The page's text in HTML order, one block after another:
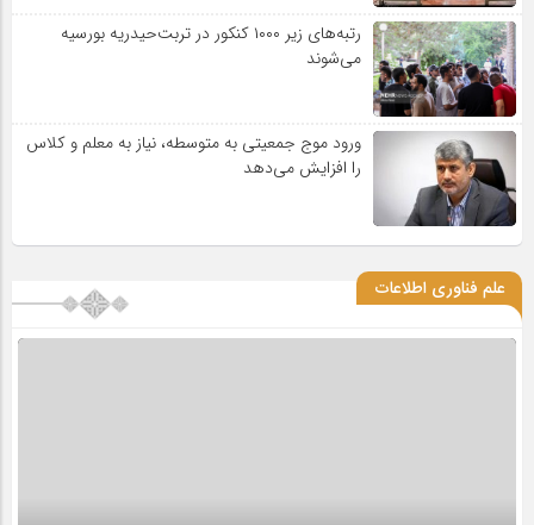
رتبه‌های زیر ۱۰۰۰ کنکور در تربت‌حیدریه بورسیه
می‌شوند
ورود موج جمعیتی به متوسطه، نیاز به معلم و کلاس
را افزایش می‌دهد
علم فناوری اطلاعات